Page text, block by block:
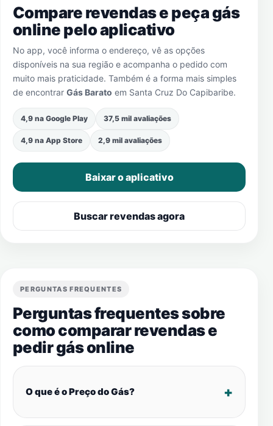
Compare revendas e peça gás
online pelo aplicativo
No app, você informa o endereço, vê as opções
disponíveis na sua região e acompanha o pedido com
muito mais praticidade. Também é a forma mais simples
de encontrar Gás Barato em Santa Cruz Do Capibaribe.
4,9 na Google Play 37,5 mil avaliações
4,9 na App Store 2,9 mil avaliações
Baixar o aplicativo
Buscar revendas agora
PERGUNTAS FREQUENTES
Perguntas frequentes sobre
como comparar revendas e
pedir gás online
O que é o Preço do Gás?